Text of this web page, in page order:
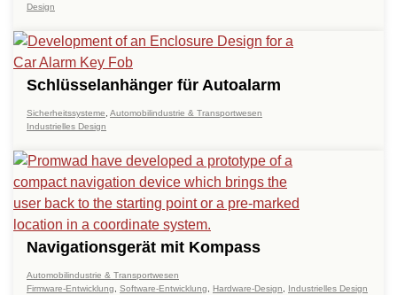
Design
Schlüsselanhänger für Autoalarm
Sicherheitssysteme Automobilindustrie & Transportwesen
Industrielles Design
Navigationsgerät mit Kompass
Automobilindustrie & Transportwesen
Firmware-Entwicklung
Software-Entwicklung Hardware-Design Industrielles Design